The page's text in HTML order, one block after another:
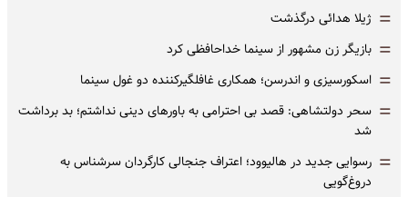
= ژیلا هدائی درگذشت
= بازیگر زن مشهور از سینما خداحافظی کرد
= اسکورسیزی و اندرسن؛ همکاری غافلگیرکننده دو غول سینما
= سحر دولتشاهی: قصد بی احترامی به باورهای دینی نداشتم؛ بد برداشت
شد
= رسوایی جدید در هالیوود؛ اعتراف جنجالی کارگردان سرشناس به
دروغ‌گویی